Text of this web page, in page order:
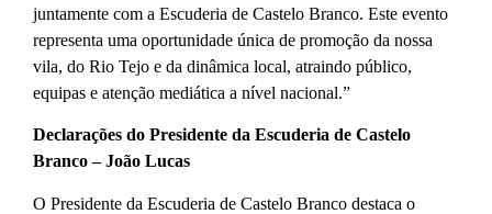
juntamente com a Escuderia de Castelo Branco. Este evento
representa uma oportunidade única de promoção da nossa
vila, do Rio Tejo e da dinâmica local, atraindo público,
equipas e atenção mediática a nível nacional.”
Declarações do Presidente da Escuderia de Castelo
Branco – João Lucas
O Presidente da Escuderia de Castelo Branco destaca o